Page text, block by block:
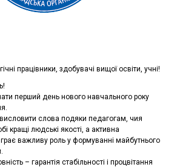
працівники, здобувачі вищої освіти, учні!
перший день нового навчального року
слова подяки педагогам, чия
кращі людські якості, а активна
важливу роль у формуванні майбутнього
– гарантія стабільності і процвітання